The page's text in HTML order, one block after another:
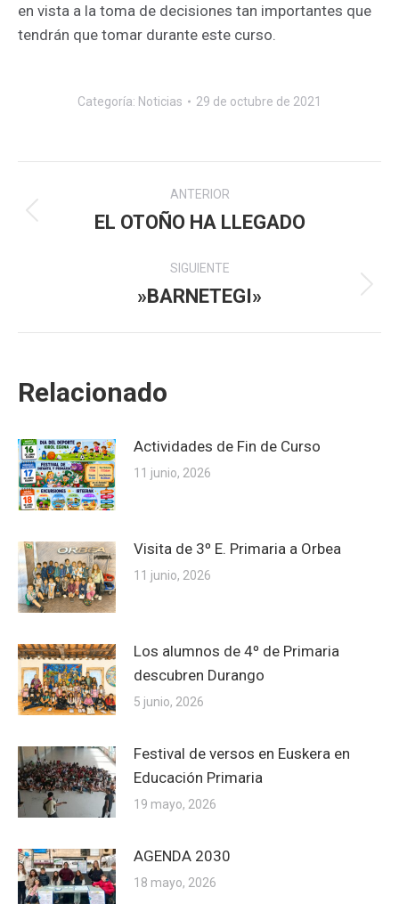
en vista a la toma de decisiones tan importantes que
tendrán que tomar durante este curso.
Categoría: Noticias 29 de octubre de 2021
Navegación
entre
publicaciones
ANTERIOR
Publicación
EL OTOÑO HA LLEGADO
SIGUIENTE
Publicación
»BARNETEGI»
Relacionado
Actividades de Fin de Curso
11 junio, 2026
Visita de 3º E. Primaria a Orbea
11 junio, 2026
Los alumnos de 4º de Primaria
descubren Durango
5 junio, 2026
Festival de versos en Euskera en
Educación Primaria
19 mayo, 2026
AGENDA 2030
18 mayo, 2026